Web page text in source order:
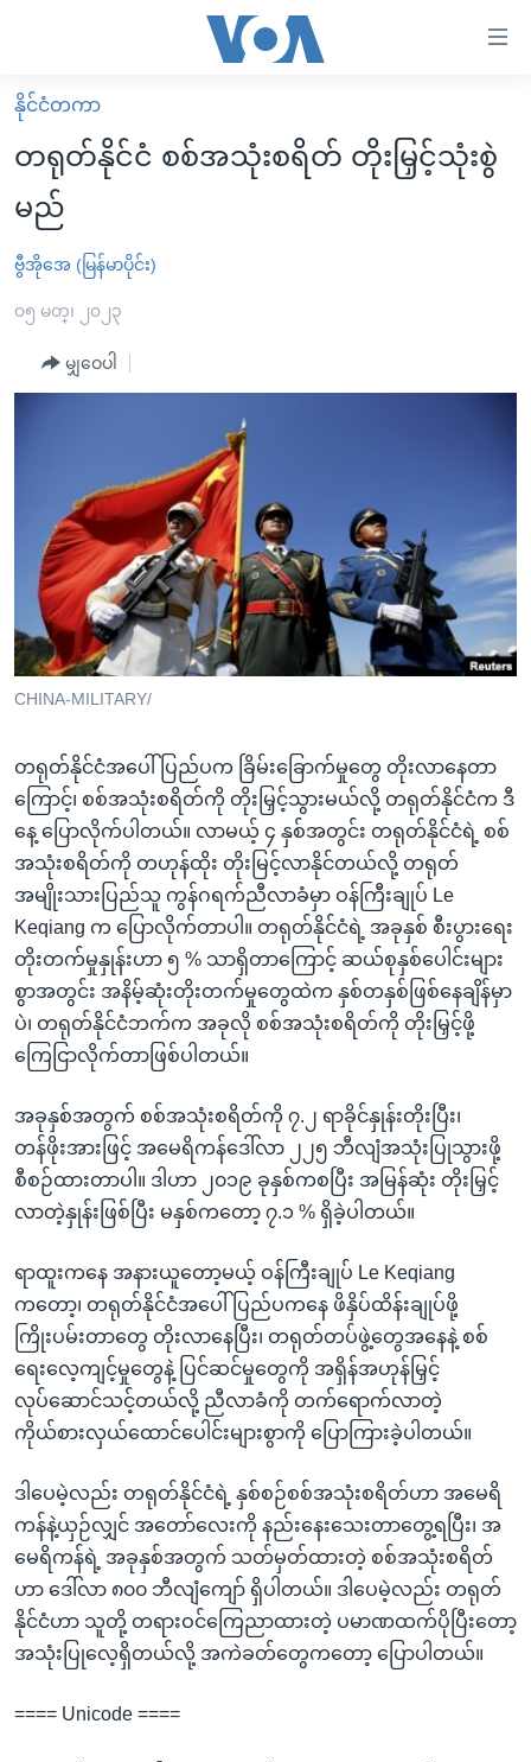
လွယ်ကူ
စေ
သည့်
Link
များ
ပင်မ
စာမျက်နှာ
သို့
ကျော်
ကြည့်
ရှာဖွေ
ရန်
နေရာ
သို့
ကျော်
ရန်
မူလစာမျက်နှာ
မြန်မာ
ကမ္ဘာ့သတင်းများ
နိုင်ငံတကာ
အစ္စရေး-ပါလက်စတိုင်း
ဗွီဒီယို
အင်္ဂလိပ်စာလေ့လာမယ်
မကြေးမုံရဲ့ အင်္ဂလိပ်စာ
ရုပ်ရှင်ထဲက အင်္ဂလိပ်စာ
သုတပဒေသာ အင်္ဂလိပ်စာ
ရေဒီယိုနှင့်ရုပ်သံ အချက်အလက်များ
ရေဒီယို/တီဗွီအစီအစဉ်
Learning English
ဗွီအိုအေ လူမှုကွန်ယက်များ
ဘာသာစကားများ
နိုင်ငံတကာ
တရုတ်နိုင်ငံ စစ်အသုံးစရိတ် တိုးမြှင့်သုံးစွဲ
မည်
ဗွီအိုအေ (မြန်မာပိုင်း)
၀၅ မတ္၊ ၂၀၂၃
မျှဝေပါ
CHINA-MILITARY/
တရုတ်နိုင်ငံအပေါ် ပြည်ပက ခြိမ်းခြောက်မှုတွေ တိုးလာနေတာ
ကြောင့်၊ စစ်အသုံးစရိတ်ကို တိုးမြှင့်သွားမယ်လို့ တရုတ်နိုင်ငံက ဒီ
နေ့ ပြောလိုက်ပါတယ်။ လာမယ့် ၄ နှစ်အတွင်း တရုတ်နိုင်ငံရဲ့ စစ်
အသုံးစရိတ်ကို တဟုန်ထိုး တိုးမြင့်လာနိုင်တယ်လို့ တရုတ်
အမျိုးသားပြည်သူ ကွန်ဂရက်ညီလာခံမှာ ဝန်ကြီးချုပ် Le
Keqiang က ပြောလိုက်တာပါ။ တရုတ်နိုင်ငံရဲ့ အခုနှစ် စီးပွားရေး
တိုးတက်မှုနှုန်းဟာ ၅ % သာရှိတာကြောင့် ဆယ်စုနှစ်ပေါင်းများ
စွာအတွင်း အနိမ့်ဆုံးတိုးတက်မှုတွေထဲက နှစ်တနှစ်ဖြစ်နေချိန်မှာ
ပဲ၊ တရုတ်နိုင်ငံဘက်က အခုလို စစ်အသုံးစရိတ်ကို တိုးမြှင့်ဖို့
ကြေငြာလိုက်တာဖြစ်ပါတယ်။
အခုနှစ်အတွက် စစ်အသုံးစရိတ်ကို ၇.၂ ရာခိုင်နှုန်းတိုးပြီး၊
တန်ဖိုးအားဖြင့် အမေရိကန်ဒေါ်လာ ၂၂၅ ဘီလျံအသုံးပြုသွားဖို့
စီစဉ်ထားတာပါ။ ဒါဟာ ၂၀၁၉ ခုနှစ်ကစပြီး အမြန်ဆုံး တိုးမြှင့်
လာတဲ့နှုန်းဖြစ်ပြီး မနှစ်ကတော့ ၇.၁ % ရှိခဲ့ပါတယ်။
ရာထူးကနေ အနားယူတော့မယ့် ဝန်ကြီးချုပ် Le Keqiang
ကတော့၊ တရုတ်နိုင်ငံအပေါ် ပြည်ပကနေ ဖိနှိပ်ထိန်းချုပ်ဖို့
ကြိုးပမ်းတာတွေ တိုးလာနေပြီး၊ တရုတ်တပ်ဖွဲ့တွေအနေနဲ့ စစ်
ရေးလေ့ကျင့်မှုတွေနဲ့ ပြင်ဆင်မှုတွေကို အရှိန်အဟုန်မြှင့်
လုပ်ဆောင်သင့်တယ်လို့ ညီလာခံကို တက်ရောက်လာတဲ့
ကိုယ်စားလှယ်ထောင်ပေါင်းများစွာကို ပြောကြားခဲ့ပါတယ်။
ဒါပေမဲ့လည်း တရုတ်နိုင်ငံရဲ့ နှစ်စဉ်စစ်အသုံးစရိတ်ဟာ အမေရိ
ကန်နဲ့ယှဉ်လျှင် အတော်လေးကို နည်းနေးသေးတာတွေ့ရပြီး၊ အ
မေရိကန်ရဲ့ အခုနှစ်အတွက် သတ်မှတ်ထားတဲ့ စစ်အသုံးစရိတ်
ဟာ ဒေါ်လာ ၈၀၀ ဘီလျံကျော် ရှိပါတယ်။ ဒါပေမဲ့လည်း တရုတ်
နိုင်ငံဟာ သူတို့ တရားဝင်ကြေညာထားတဲ့ ပမာဏထက်ပိုပြီးတော့
အသုံးပြုလေ့ရှိတယ်လို့ အကဲခတ်တွေကတော့ ပြောပါတယ်။
==== Unicode ====